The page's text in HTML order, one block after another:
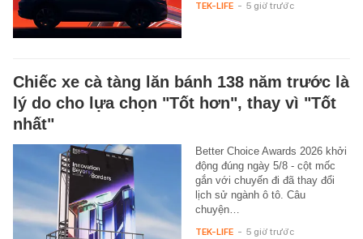
TEK-LIFE - 5 giờ trước
Chiếc xe cà tàng lăn bánh 138 năm trước là
lý do cho lựa chọn "Tốt hơn", thay vì "Tốt
nhất"
Better Choice Awards 2026 khởi
động đúng ngày 5/8 - cột mốc
gắn với chuyến đi đã thay đổi
lịch sử ngành ô tô. Câu
chuyện…
TEK-LIFE - 5 giờ trước